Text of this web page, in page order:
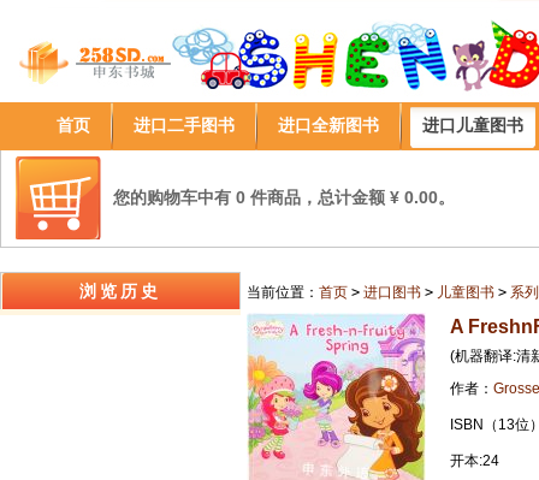
首页 进口二手图书 进口全新图书 进口儿童图书
您的购物车中有 0 件商品，总计金额 ¥ 0.00。
浏览历史 当前位置： 首页 > 进口图书 > 儿童图书 > 系
A
(机器翻译:清
作者：
ISBN（13位
开本:24